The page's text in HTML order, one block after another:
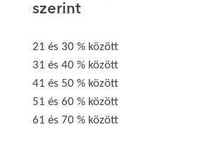
szerint
21 és 30 % között
31 és 40 % között
41 és 50 % között
51 és 60 % között
61 és 70 % között